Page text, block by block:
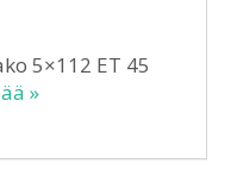
5×112 ET 45
»